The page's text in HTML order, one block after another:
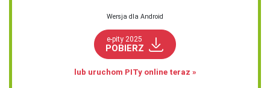
Wersja dla Android
e-pity 2025
POBIERZ
lub uruchom PITy online teraz »